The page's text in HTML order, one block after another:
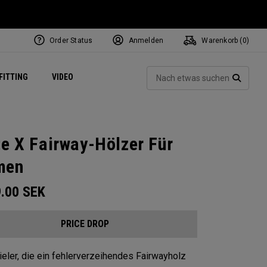
VIDEO Exclusive Mavrik Complete Sets
Exklusiv - Golfbälle
Women's Golf Balls
Exklusiv - Zubehör
Regional Performance Centers
Order Status Anmelden Warenkorb ( 0)
X Fairway-Hölzer Für
SEK
PRICE DROP
die ein fehlerverzeihendes Fairwayholz